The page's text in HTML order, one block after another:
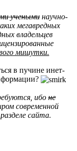
учеными научно-
мегавредных
владельцев
мишутки.
в пучине инет-
ибо не
современной
сайта.